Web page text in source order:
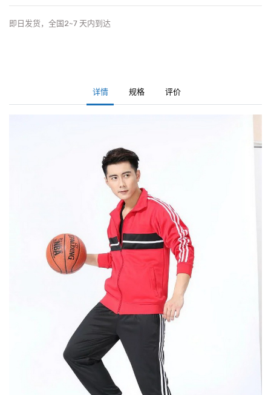
即日发货，全国2~7 天内到达
详情 规格 评价